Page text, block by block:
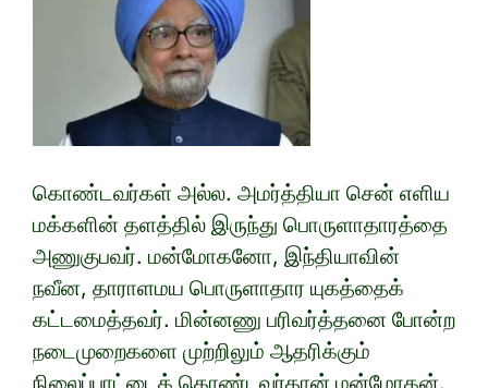
கொண்டவர்கள் அல்ல. அமர்த்தியா சென் எளிய
மக்களின் தளத்தில் இருந்து பொருளாதாரத்தை
அணுகுபவர். மன்மோகனோ, இந்தியாவின்
நவீன, தாராளமய பொருளாதார யுகத்தைக்
கட்டமைத்தவர். மின்னணு பரிவர்த்தனை போன்ற
நடைமுறைகளை முற்றிலும் ஆதரிக்கும்